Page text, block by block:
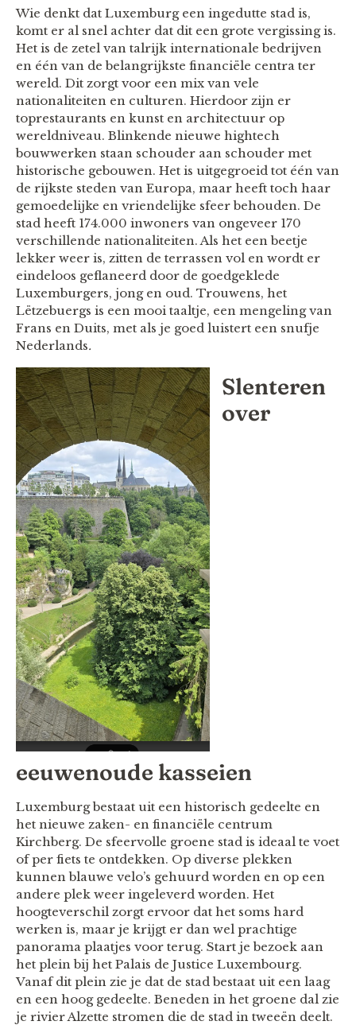
Wie denkt dat Luxemburg een ingedutte stad is,
komt er al snel achter dat dit een grote vergissing is.
Het is de zetel van talrijk internationale bedrijven
en één van de belangrijkste financiële centra ter
wereld. Dit zorgt voor een mix van vele
nationaliteiten en culturen. Hierdoor zijn er
toprestaurants en kunst en architectuur op
wereldniveau. Blinkende nieuwe hightech
bouwwerken staan schouder aan schouder met
historische gebouwen. Het is uitgegroeid tot één van
de rijkste steden van Europa, maar heeft toch haar
gemoedelijke en vriendelijke sfeer behouden. De
stad heeft 174.000 inwoners van ongeveer 170
verschillende nationaliteiten. Als het een beetje
lekker weer is, zitten de terrassen vol en wordt er
eindeloos geflaneerd door de goedgeklede
Luxemburgers, jong en oud. Trouwens, het
Lëtzebuergs is een mooi taaltje, een mengeling van
Frans en Duits, met als je goed luistert een snufje
Nederlands.
Slenteren
over
eeuwenoude kasseien
Luxemburg bestaat uit een historisch gedeelte en
het nieuwe zaken- en financiële centrum
Kirchberg. De sfeervolle groene stad is ideaal te voet
of per fiets te ontdekken. Op diverse plekken
kunnen blauwe velo’s gehuurd worden en op een
andere plek weer ingeleverd worden. Het
hoogteverschil zorgt ervoor dat het soms hard
werken is, maar je krijgt er dan wel prachtige
panorama plaatjes voor terug. Start je bezoek aan
het plein bij het Palais de Justice Luxembourg.
Vanaf dit plein zie je dat de stad bestaat uit een laag
en een hoog gedeelte. Beneden in het groene dal zie
je rivier Alzette stromen die de stad in tweeën deelt.